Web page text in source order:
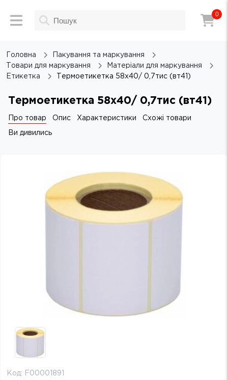
0
Головна
Пакування та маркування
Товари для маркування
Матеріали для маркування
Етикетка
Термоетикетка 58х40/ 0,7тис (вт41)
Термоетикетка 58х40/ 0,7тис (вт41)
Про товар Опис Характеристики Схожі товари
Ви дивились
Код: F00001891